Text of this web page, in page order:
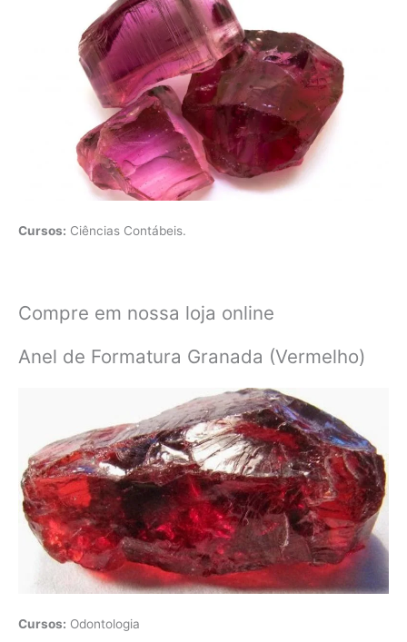
Cursos: Ciências Contábeis.
Compre em nossa loja online
Anel de Formatura Granada (Vermelho)
Cursos: Odontologia